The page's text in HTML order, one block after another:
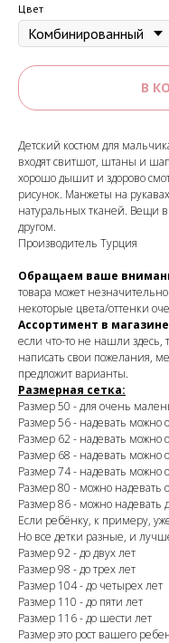
Цвет
В
Детский костюм для
входят свитшот, штаны и
хорошо дышит и здорово
рисунок. Манжеты на
натуральных тканей. Вещи в
другом.
Производитель Турция
Обращаем ваше
товара может незначительно
некоторые цвета/оттенки
Ассортимент в магазине
если что-то не нашли здесь,
написать свои пожелания,
предложит варианты.
Размерная сетка:
Размер 50 - для очень
Размер 56 - надевать можно
Размер 62 - надевать можно
Размер 68 - надевать можно
Размер 74 - надевать можно
Размер 80 - можно надевать
Размер 86 - можно надевать
Если ребёнку, к примеру,
Но все детки разные, и
Размер 92 - до двух лет
Размер 98 - до трех лет
Размер 104 - до четырех лет
Размер 110 - до пяти лет
Размер 116 - до шести лет
Размер это рост вашего